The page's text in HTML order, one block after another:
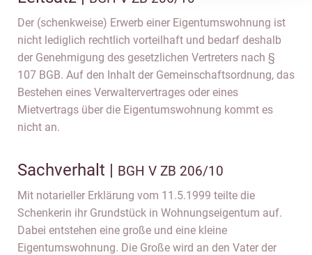
Der (schenkweise) Erwerb einer Eigentumswohnung ist
nicht lediglich rechtlich vorteilhaft und bedarf deshalb
der Genehmigung des gesetzlichen Vertreters nach §
107 BGB. Auf den Inhalt der Gemeinschaftsordnung, das
Bestehen eines Verwaltervertrages oder eines
Mietvertrags über die Eigentumswohnung kommt es
nicht an.
Sachverhalt | BGH V ZB 206/10
Mit notarieller Erklärung vom 11.5.1999 teilte die
Schenkerin ihr Grundstück in Wohnungseigentum auf.
Dabei entstehen eine große und eine kleine
Eigentumswohnung. Die Große wird an den Vater der